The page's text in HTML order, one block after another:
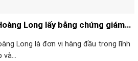
Long lấy bằng chứng giám
Long là đơn vị hàng đầu trong lĩnh
và...